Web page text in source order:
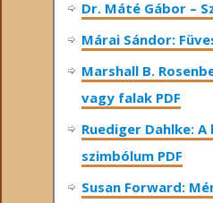
Dr. Máté Gábor –
Márai Sándor:
Marshall B.
vagy falak PDF
Ruediger Dahlke:
szimbólum PDF
Susan Forward: